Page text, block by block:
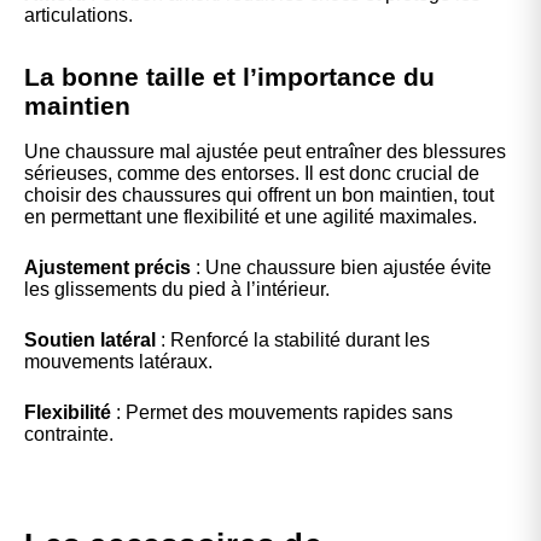
articulations.
La bonne taille et l’importance du
maintien
Une chaussure mal ajustée peut entraîner des blessures
sérieuses, comme des entorses. Il est donc crucial de
choisir des chaussures qui offrent un bon maintien, tout
en permettant une flexibilité et une agilité maximales.
Ajustement précis : Une chaussure bien ajustée évite
les glissements du pied à l’intérieur.
Soutien latéral : Renforcé la stabilité durant les
mouvements latéraux.
Flexibilité : Permet des mouvements rapides sans
contrainte.